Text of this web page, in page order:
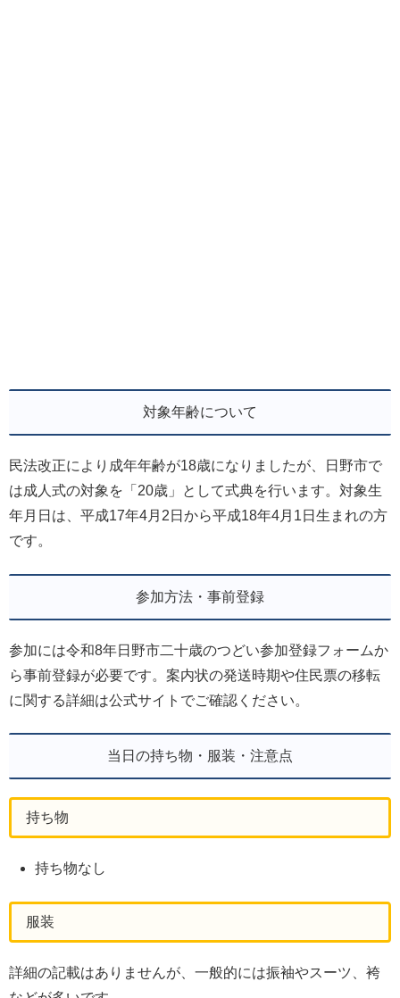
対象年齢について
民法改正により成年年齢が18歳になりましたが、日野市で
は成人式の対象を「20歳」として式典を行います。対象生
年月日は、平成17年4月2日から平成18年4月1日生まれの方
です。
参加方法・事前登録
参加には令和8年日野市二十歳のつどい参加登録フォームか
ら事前登録が必要です。案内状の発送時期や住民票の移転
に関する詳細は公式サイトでご確認ください。
当日の持ち物・服装・注意点
持ち物
持ち物なし
服装
詳細の記載はありませんが、一般的には振袖やスーツ、袴